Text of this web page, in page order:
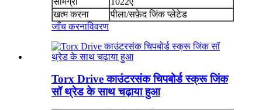
खत्म करना
पीला/सफ़ेद जिंक प्लेटेड
जाँच करनाविवरण
Torx Drive काउंटरसंक चिपबोर्ड स्क्रू जिंक
सॉ थ्रेड के साथ चढ़ाया हुआ